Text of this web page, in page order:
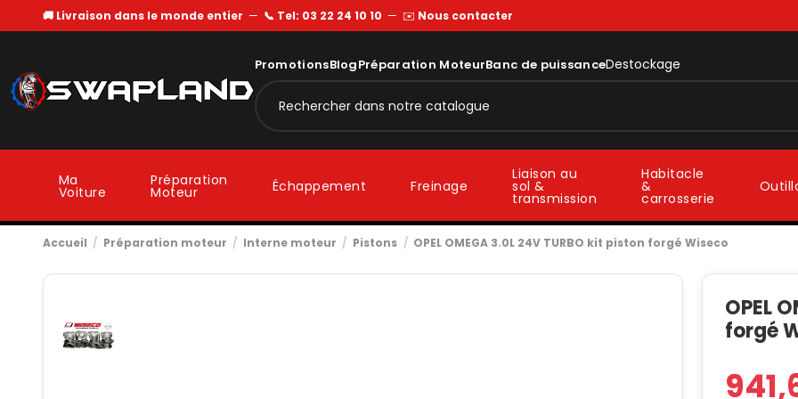
🚚 Livraison dans le monde entier — 📞 Tel: 03 22 24 10 10 — ✉️ Nous contacter
PromotionsBlogPréparation MoteurBanc de puissanceDestockage
Ma
Voiture
Préparation
Moteur Échappement Freinage
Liaison au
sol &
transmission
Habitacle
&
carrosserie
Accueil Préparation moteur Interne moteur Pistons OPEL OMEGA 3.0L 24V TURBO kit piston forgé Wiseco
OPEL
forgé